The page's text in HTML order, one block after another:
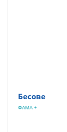
Бесове
ФАМА +